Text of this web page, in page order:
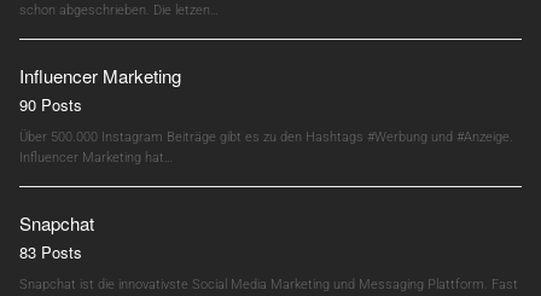
schon abgeschrieben. Die letzen…
Influencer Marketing
90 Posts
Über 500.000 Instagram Beiträge gibt es zu den Hashtags #Werbung und #Anzeige.
Influencer Marketing hat…
Snapchat
83 Posts
Snapchat ist die innovativste Social Media Marketing und Messaging Plattform. Fast